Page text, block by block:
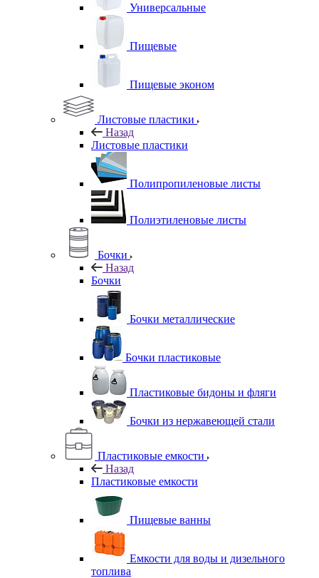
Универсальные
Пищевые
Пищевые эконом
Листовые пластики
Назад
Листовые пластики
Полипропиленовые листы
Полиэтиленовые листы
Бочки
Назад
Бочки
Бочки металлические
Бочки пластиковые
Пластиковые бидоны и фляги
Бочки из нержавеющей стали
Пластиковые емкости
Назад
Пластиковые емкости
Пищевые ванны
Емкости для воды и дизельного
топлива